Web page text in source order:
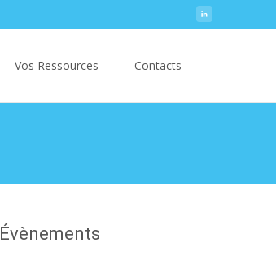
Vos Ressources Contacts
Évènements